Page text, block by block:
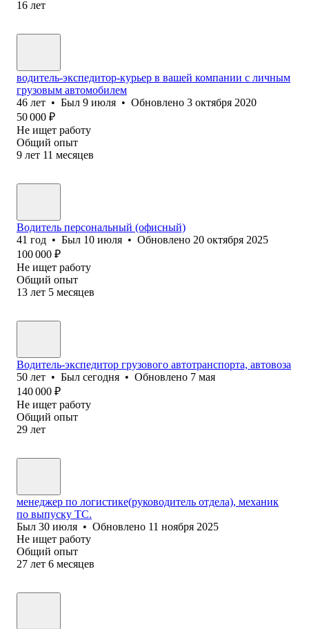
16 лет
водитель-экспедитор-курьер в вашей компании с личным
грузовым автомобилем
46 лет • Был 9 июля • Обновлено 3 октября 2020
50 000 ₽
Не ищет работу
Общий опыт
9 лет 11 месяцев
Водитель персональный (офисный)
41 год • Был 10 июля • Обновлено 20 октября 2025
100 000 ₽
Не ищет работу
Общий опыт
13 лет 5 месяцев
Водитель-экспедитор грузового автотранспорта, автовоза
50 лет • Был сегодня • Обновлено 7 мая
140 000 ₽
Не ищет работу
Общий опыт
29 лет
менеджер по логистике(руководитель отдела), механик
по выпуску ТС.
Был 30 июля • Обновлено 11 ноября 2025
Не ищет работу
Общий опыт
27 лет 6 месяцев